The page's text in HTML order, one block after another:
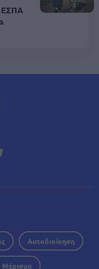
ΕΣΠΑ
Αυτοδιοίκηση
Μέρισμα